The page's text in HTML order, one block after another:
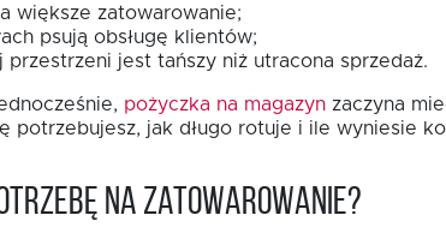
większe zatowarowanie;
psują obsługę klientów;
jest tańszy niż utracona sprzedaż.
pożyczka na magazyn zaczyna
potrzebujesz, jak długo rotuje i ile wyniesie
na zatowarowanie?